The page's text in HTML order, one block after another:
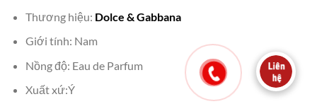
Thương hiệu: Dolce & Gabbana
Giới tính: Nam
Nồng độ: Eau de Parfum
Xuất xứ:Ý